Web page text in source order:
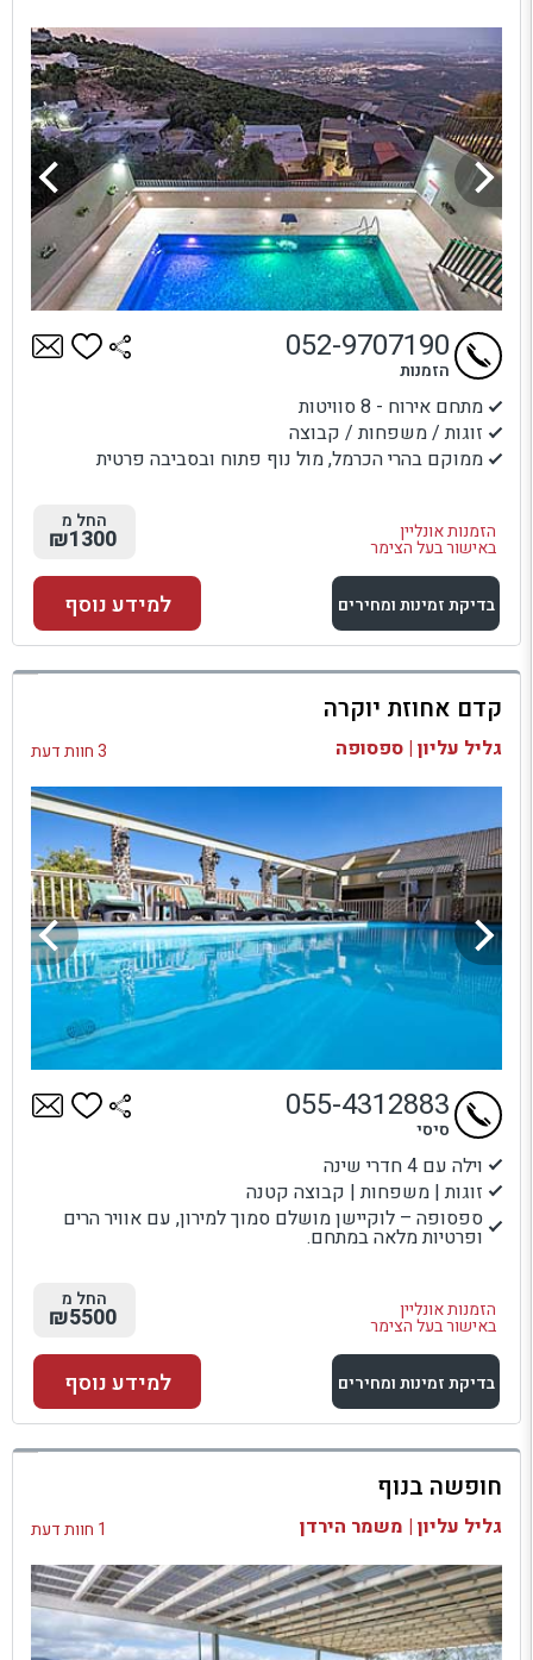
מתחם אירוח - 8 סוויטות
זוגות / משפחות / קבוצה
ממוקם בהרי הכרמל, מול נוף פתוח ובסביבה פרטית
הזמנות אונליין
באישור בעל הצימר
052-9707190
הזמנות
החל מ
₪1300
בדיקת זמינות ומחירים
למתחם זה
בדיקת זמינות ומחירים
למידע נוסף
קדם אחוזת יוקרה
גליל עליון | ספסופה 3 חוות דעת
וילה עם 4 חדרי שינה
זוגות | משפחות | קבוצה קטנה
ספסופה – לוקיישן מושלם סמוך למירון, עם אוויר הרים
ופרטיות מלאה במתחם.
הזמנות אונליין
באישור בעל הצימר
055-4312883
סיסי
החל מ
₪5500
בדיקת זמינות ומחירים
למתחם זה
בדיקת זמינות ומחירים
למידע נוסף
חופשה בנוף
גליל עליון | משמר הירדן 1 חוות דעת